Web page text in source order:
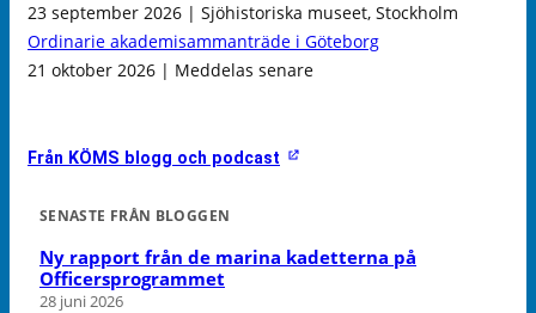
23 september 2026 | Sjöhistoriska museet, Stockholm
Ordinarie akademisammanträde i Göteborg
21 oktober 2026 | Meddelas senare
Från KÖMS blogg och podcast
SENASTE FRÅN BLOGGEN
Ny rapport från de marina kadetterna på
Officersprogrammet
28 juni 2026